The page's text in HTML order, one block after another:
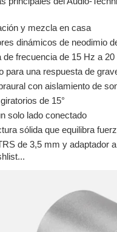
y mezcla en casa
dinámicos de neodimio
de frecuencia de 15 Hz a 20
para una respuesta de
con aislamiento de
de 15°
solo lado conectado
sólida que equilibra
de 3,5 mm y adaptador